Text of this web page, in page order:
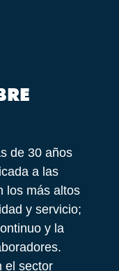
de 30 años
a las
los más altos
y servicio;
y la
el sector